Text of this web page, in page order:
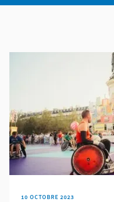
Règlo’Sport
10 OCTOBRE 2023